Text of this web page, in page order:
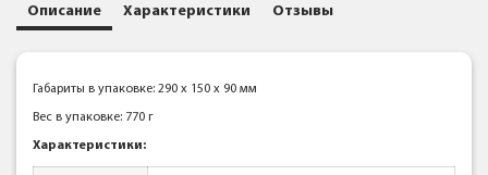
Описание Характеристики Отзывы
Габариты в упаковке: 290 x 150 x 90 мм
Вес в упаковке: 770 г
Характеристики: